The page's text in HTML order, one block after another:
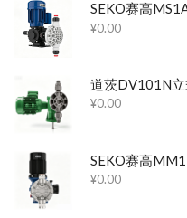
¥0.00
道茨DV101N
¥0.00
¥0.00